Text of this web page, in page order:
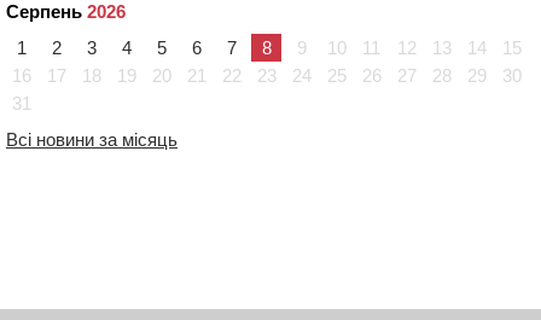
Серпень 2026
1
2 3 4 5 6 7 8 9 10 11 12 13 14
15
16
17 18 19 20 21 22 23 24 25 26 27 28 29
30
31
Всі новини за місяць